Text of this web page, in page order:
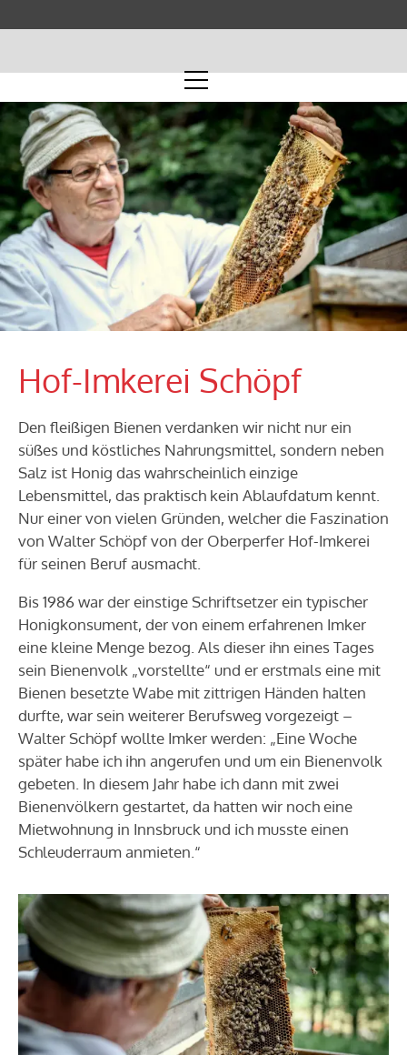
Hof-Imkerei Schöpf
Den fleißigen Bienen verdanken wir nicht nur ein
süßes und köstliches Nahrungsmittel, sondern neben
Salz ist Honig das wahrscheinlich einzige
Lebensmittel, das praktisch kein Ablaufdatum kennt.
Nur einer von vielen Gründen, welcher die Faszination
von Walter Schöpf von der Oberperfer Hof-Imkerei
für seinen Beruf ausmacht.
Bis 1986 war der einstige Schriftsetzer ein typischer
Honigkonsument, der von einem erfahrenen Imker
eine kleine Menge bezog. Als dieser ihn eines Tages
sein Bienenvolk „vorstellte“ und er erstmals eine mit
Bienen besetzte Wabe mit zittrigen Händen halten
durfte, war sein weiterer Berufsweg vorgezeigt –
Walter Schöpf wollte Imker werden: „Eine Woche
später habe ich ihn angerufen und um ein Bienenvolk
gebeten. In diesem Jahr habe ich dann mit zwei
Bienenvölkern gestartet, da hatten wir noch eine
Mietwohnung in Innsbruck und ich musste einen
Schleuderraum anmieten.“